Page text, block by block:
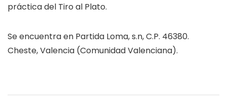
práctica del Tiro al Plato.
Se encuentra en Partida Loma, s.n, C.P. 46380.
Cheste, Valencia (Comunidad Valenciana).